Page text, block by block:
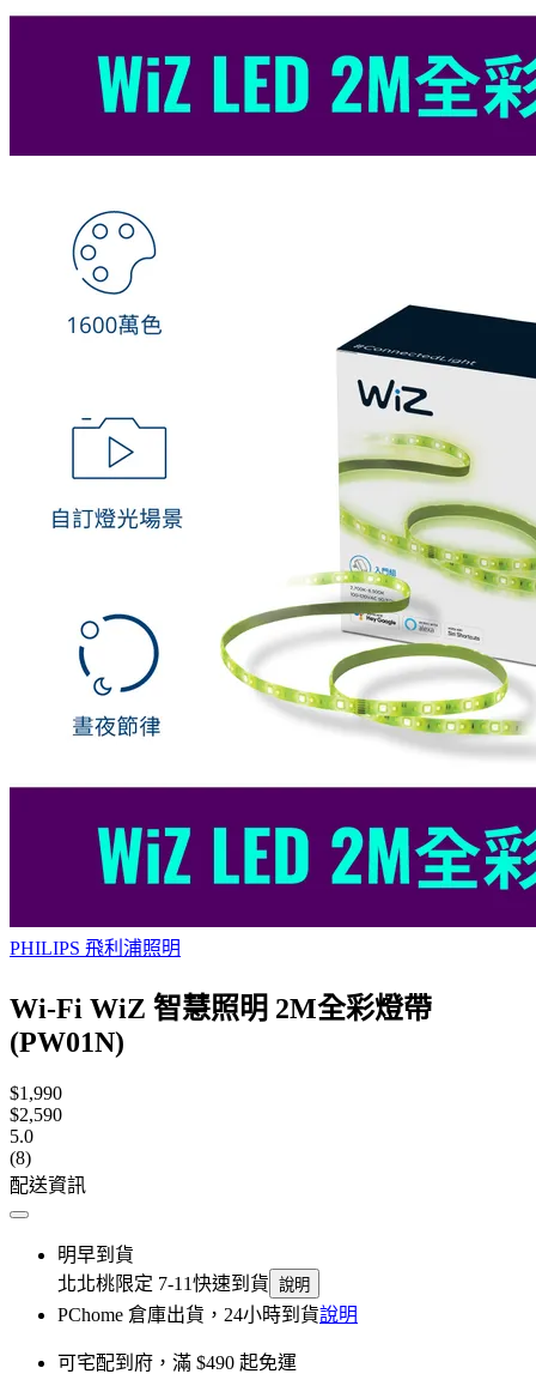
PHILIPS 飛利浦照明
Wi-Fi WiZ 智慧照明 2M全彩燈帶
(PW01N)
$1,990
$2,590
5.0
(8)
配送資訊
明早到貨
北北桃限定 7-11快速到貨 說明
PChome 倉庫出貨，24小時到貨說明
可宅配到府，滿 $490 起免運